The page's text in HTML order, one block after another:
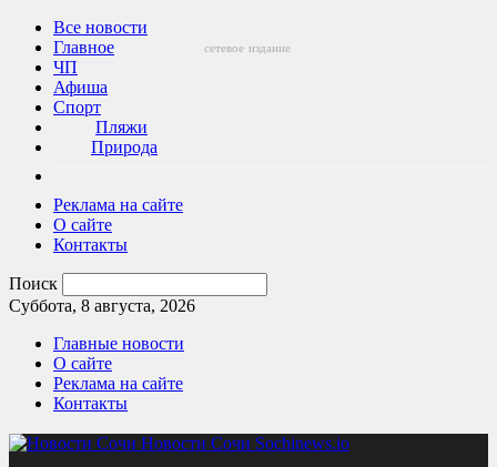
Все новости
Главное
ЧП
Афиша
Спорт
Пляжи
Природа
Реклама на сайте
О сайте
Контакты
Поиск
Суббота, 8 августа, 2026
Главные новости
О сайте
Реклама на сайте
Контакты
Новости Сочи Sochinews.io
сетевое издание